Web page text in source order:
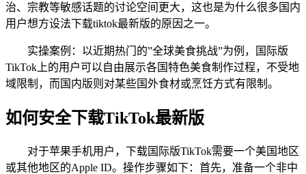
治、宗教等敏感话题的讨论空间更大，这也是为什么很多国内
用户想方设法下载tiktok最新版的原因之一。
实操案例：以近期热门的”全球美食挑战”为例，国际版
TikTok上的用户可以自由展示各国特色美食制作过程，不受地
域限制，而国内版则对某些国外食材或烹饪方式有限制。
如何安全下载TikTok最新版
对于苹果手机用户，下载国际版TikTok需要一个美国地区
或其他地区的Apple ID。操作步骤如下：首先，准备一个非中